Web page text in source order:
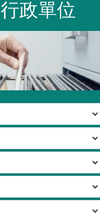
行政單位